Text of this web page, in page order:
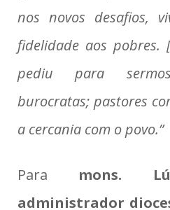
nos novos desafios,
fidelidade aos pobres.
pediu para
burocratas; pastores
a cercania com o povo.”
Para mons.
administrador